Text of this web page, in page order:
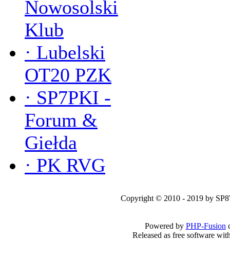
Nowosolski
Klub
· Lubelski
OT20 PZK
· SP7PKI -
Forum &
Giełda
· PK RVG
Copyright © 2010 - 2019 by
Powered by PHP-Fusion
Released as free software